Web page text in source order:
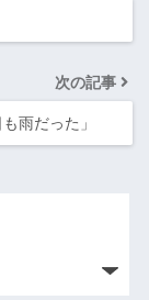
次の記事
雨だった」